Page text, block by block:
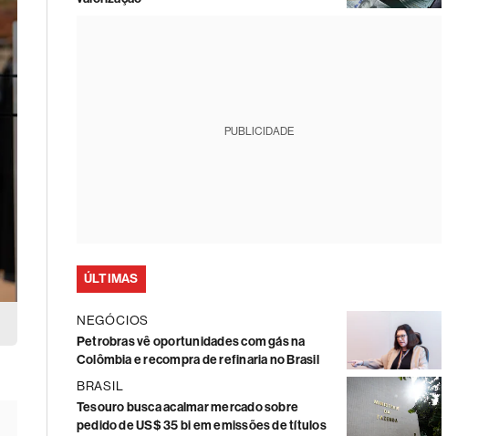
PUBLICIDADE
ÚLTIMAS
NEGÓCIOS
Petrobras vê oportunidades com gás na
Colômbia e recompra de refinaria no Brasil
BRASIL
Tesouro busca acalmar mercado sobre
pedido de US$ 35 bi em emissões de títulos